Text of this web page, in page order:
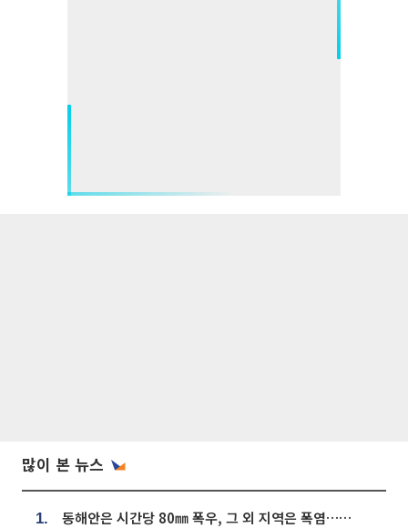
많이 본 뉴스
1. 동해안은 시간당 80㎜ 폭우, 그 외 지역은 폭염…‘극과 극 날씨’